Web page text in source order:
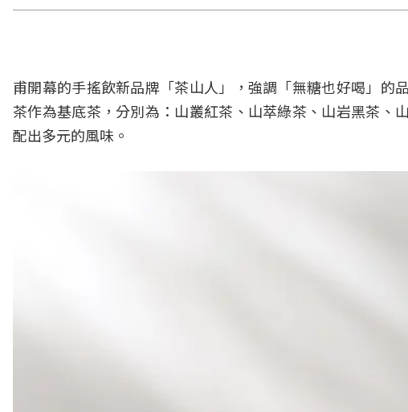
甫開幕的手搖飲新品牌「茶山人」，強調「無糖也好喝」的
茶作為基底茶，分別為：山叢紅茶、山萃綠茶、山岩黑茶
配出多元的風味。